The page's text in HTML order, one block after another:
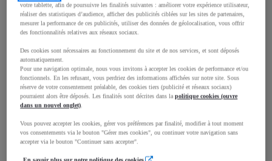
Longueur
3 700mm
Largeur
1 740 mm
Consommation mixte
votre tablette, afin de poursuivre les finalités suivantes : améliorer votre expérience utilisateur,
réaliser des statistiques d’audience, afficher des publicités ciblées sur les sites de partenaires,
mesurer la performance de ces publicités, utiliser des données de géolocalisation, vous offrir
des fonctionnalités relatives aux réseaux sociaux.
Des cookies sont nécessaires au fonctionnement du site et de nos services, et sont déposés
automatiquement.
Pour une navigation optimale, nous vous invitons à accepter les cookies de performance et/ou
fonctionnels. En les refusant, vous perdriez des informations affichées sur notre site. Sous
réserve de votre consentement préalable, des cookies tiers (publicité et réseaux sociaux)
pourraient alors être déposés. Les finalités sont décrites dans lapolitique cookies (ouvre
dans un nouvel onglet).
Vous pouvez accepter les cookies, gérer vos préférences par finalité, modifier à tout moment
vos consentements via le bouton "Gérer mes cookies", ou continuer votre navigation sans
accepter via le bouton "Continuer sans accepter".